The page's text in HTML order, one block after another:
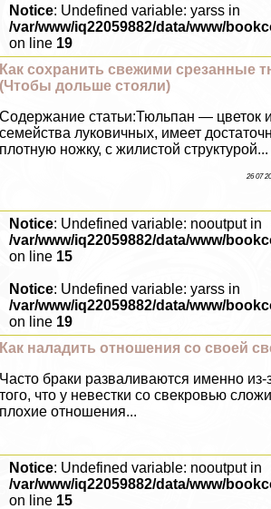
Notice: Undefined variable: yarss in
/var/www/iq22059882/data/www/
on line 19
Как сохранить свежими срезанные
(Чтобы дольше стояли)
Содержание статьи:Тюльпан — цветок
семейства луковичных, имеет
плотную ножку, с жилистой структурой...
26 07
Notice: Undefined variable: nooutput in
/var/www/iq22059882/data/www/
on line 15
Notice: Undefined variable: yarss in
/var/www/iq22059882/data/www/
on line 19
Как наладить отношения со своей
Часто бpaки разваливаются именно из-
того, что у невестки со свекровью
плохие отношения...
Notice: Undefined variable: nooutput in
/var/www/iq22059882/data/www/
on line 15